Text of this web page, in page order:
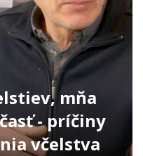
mňa
- príčiny
včelstva